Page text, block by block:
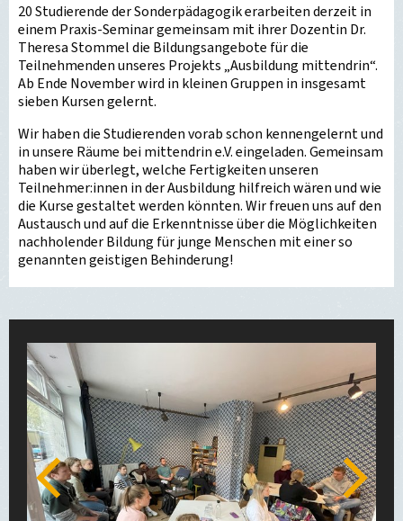
20 Studierende der Sonderpädagogik erarbeiten derzeit in
einem Praxis-Seminar gemeinsam mit ihrer Dozentin Dr.
Theresa Stommel die Bildungsangebote für die
Teilnehmenden unseres Projekts „Ausbildung mittendrin“.
Ab Ende November wird in kleinen Gruppen in insgesamt
sieben Kursen gelernt.
Wir haben die Studierenden vorab schon kennengelernt und
in unsere Räume bei mittendrin e.V. eingeladen. Gemeinsam
haben wir überlegt, welche Fertigkeiten unseren
Teilnehmer:innen in der Ausbildung hilfreich wären und wie
die Kurse gestaltet werden könnten. Wir freuen uns auf den
Austausch und auf die Erkenntnisse über die Möglichkeiten
nachholender Bildung für junge Menschen mit einer so
genannten geistigen Behinderung!
Zurück Weiter